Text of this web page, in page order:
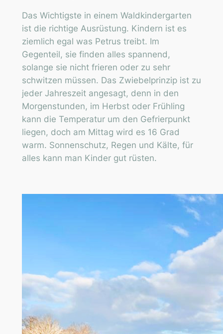
Das Wichtigste in einem Waldkindergarten
ist die richtige Ausrüstung. Kindern ist es
ziemlich egal was Petrus treibt. Im
Gegenteil, sie finden alles spannend,
solange sie nicht frieren oder zu sehr
schwitzen müssen. Das Zwiebelprinzip ist zu
jeder Jahreszeit angesagt, denn in den
Morgenstunden, im Herbst oder Frühling
kann die Temperatur um den Gefrierpunkt
liegen, doch am Mittag wird es 16 Grad
warm. Sonnenschutz, Regen und Kälte, für
alles kann man Kinder gut rüsten.